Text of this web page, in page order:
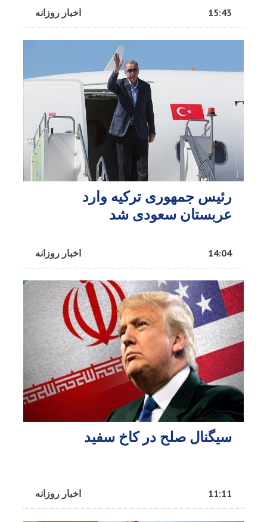
اخبار روزانه 15:43
رئیس جمهوری ترکیه وارد
عربستان سعودی شد
اخبار روزانه 14:04
سیگنال صلح در کاخ سفید
اخبار روزانه 11:11